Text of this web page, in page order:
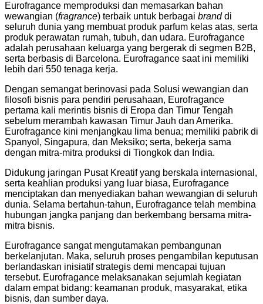
Eurofragance memproduksi dan memasarkan bahan
wewangian (fragrance) terbaik untuk berbagai branddi
seluruh dunia yang membuat produk parfum kelas atas, serta
produk perawatan rumah, tubuh, dan udara. Eurofragance
adalah perusahaan keluarga yang bergerak di segmen B2B,
serta berbasis di Barcelona. Eurofragance saat ini memiliki
lebih dari 550 tenaga kerja.
Dengan semangat berinovasi pada Solusi wewangian dan
filosofi bisnis para pendiri perusahaan, Eurofragance
pertama kali merintis bisnis di Eropa dan Timur Tengah
sebelum merambah kawasan Timur Jauh dan Amerika.
Eurofragance kini menjangkau lima benua; memiliki pabrik di
Spanyol, Singapura, dan Meksiko; serta, bekerja sama
dengan mitra-mitra produksi di Tiongkok dan India.
Didukung jaringan Pusat Kreatif yang berskala internasional,
serta keahlian produksi yang luar biasa, Eurofragance
menciptakan dan menyediakan bahan wewangian di seluruh
dunia. Selama bertahun-tahun, Eurofragance telah membina
hubungan jangka panjang dan berkembang bersama mitra-
mitra bisnis.
Eurofragance sangat mengutamakan pembangunan
berkelanjutan. Maka, seluruh proses pengambilan keputusan
berlandaskan inisiatif strategis demi mencapai tujuan
tersebut. Eurofragance melaksanakan sejumlah kegiatan
dalam empat bidang: keamanan produk, masyarakat, etika
bisnis, dan sumber daya.